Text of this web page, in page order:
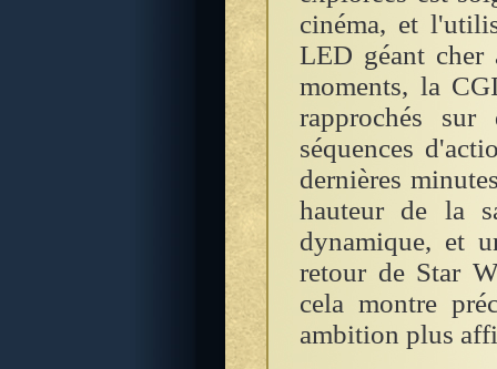
cinéma, et
LED géant cher
moments, la
rapprochés sur
séquences
dernières
hauteur de la
dynamique, et
retour de Star
cela montre
ambition plus